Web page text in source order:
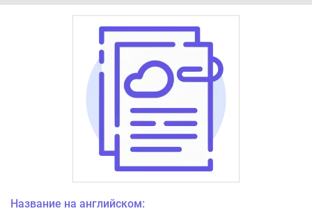
Название на английском: